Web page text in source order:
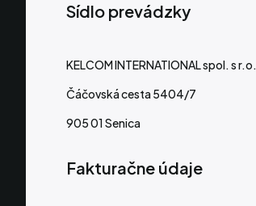
Sídlo prevádzky
KELCOM INTERNATIONAL spol. s r.o.
Čáčovská cesta 5404/7
905 01 Senica
Fakturačne údaje